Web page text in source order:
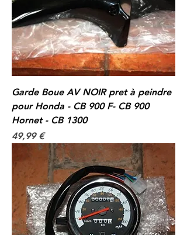
Garde Boue AV NOIR pret à peindre
pour Honda - CB 900 F- CB 900
Hornet - CB 1300
Prix
49,99 €